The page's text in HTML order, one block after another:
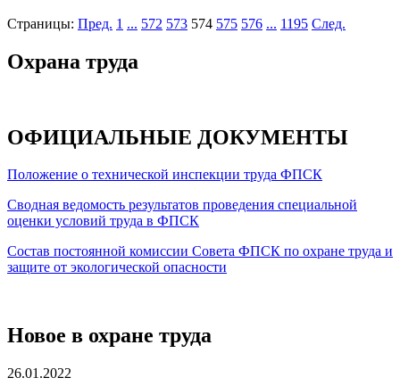
Страницы: Пред. 1 ... 572 573 574 575 576 ... 1195 След.
Охрана труда
ОФИЦИАЛЬНЫЕ ДОКУМЕНТЫ
Положение о технической инспекции труда ФПСК
Сводная ведомость результатов проведения специальной
оценки условий труда в ФПСК
Состав постоянной комиссии Совета ФПСК по охране труда и
защите от экологической опасности
Новое в охране труда
26.01.2022